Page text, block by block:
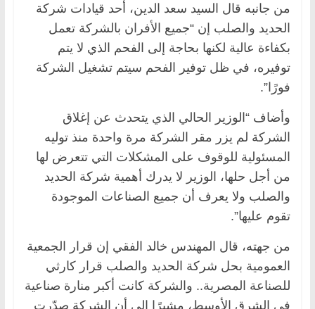
من جانبه قال السيد سعد الدين، أحد قيادات شركة
الحديد والصلب إن “جميع الأفران بالشركة تعمل
بكفاءة عالية لكنها بحاجة إلى الفحم الذي لا يتم
توفيره، في ظل توفير الفحم سيتم تشغيل الشركة
فورًا”.
وأضاف “الوزير الحالي الذي يتحدث عن إغلاق
الشركة لم يزر مقر الشركة مرة واحدة منذ توليه
المسئولية للوقوف على المشكلات التي تتعرض لها
من أجل حلها، الوزير لا يدرك أهمية شركة الحديد
والصلب ولا يعرف أن جميع الصناعات الموجودة
تقوم عليها”.
من جهته، قال المهندس خالد الفقي إن قرار الجمعية
العمومية بحل شركة الحديد والصلب قرار كارثي
للصناعة المصرية.. والشركة كانت أكبر منارة صناعية
في الشرق الأوسط، مشيرًا إلى أن الشركة صدّرت